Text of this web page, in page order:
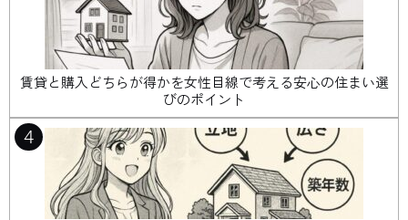
賃貸と購入どちらが得かを女性目線で考える安心の住まい選
びのポイント
4